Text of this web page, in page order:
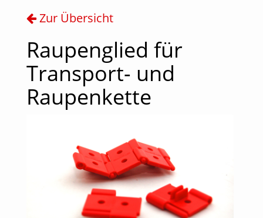
Zur Übersicht
Raupenglied für
Transport- und
Raupenkette